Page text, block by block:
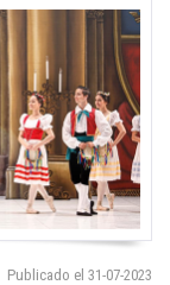
Publicado el 31-07-2023